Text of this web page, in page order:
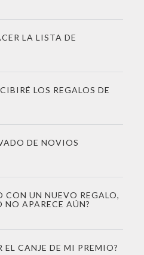
LA LISTA DE
LOS REGALOS DE
DE NOVIOS
CON UN NUEVO REGALO,
NO APARECE AÚN?
EL CANJE DE MI PREMIO?